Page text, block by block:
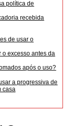
política de
recebida
de usar o
o excesso antes da
após o uso?
a progressiva de
casa